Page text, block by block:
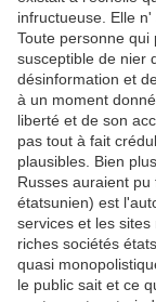
infructueuse. Elle
Toute personne qui
susceptible de nier
désinformation et
à un moment
liberté et de son
pas tout à fait
plausibles. Bien
Russes auraient
étatsunien) est
services et les
riches sociétés
quasi
le public sait et ce